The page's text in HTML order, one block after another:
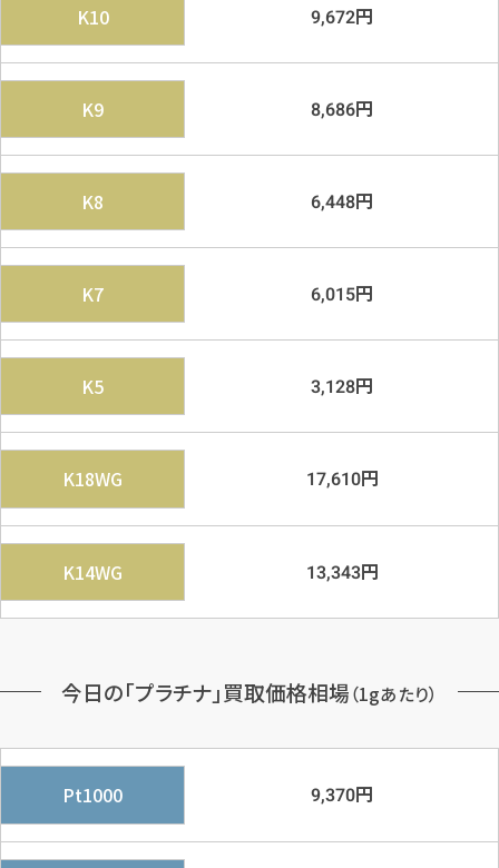
K10 9,672円
K9 8,686円
K8 6,448円
K7 6,015円
K5 3,128円
K18WG 17,610円
K14WG 13,343円
今日の「プラチナ」買取価格相場（1gあたり）
Pt1000 9,370円